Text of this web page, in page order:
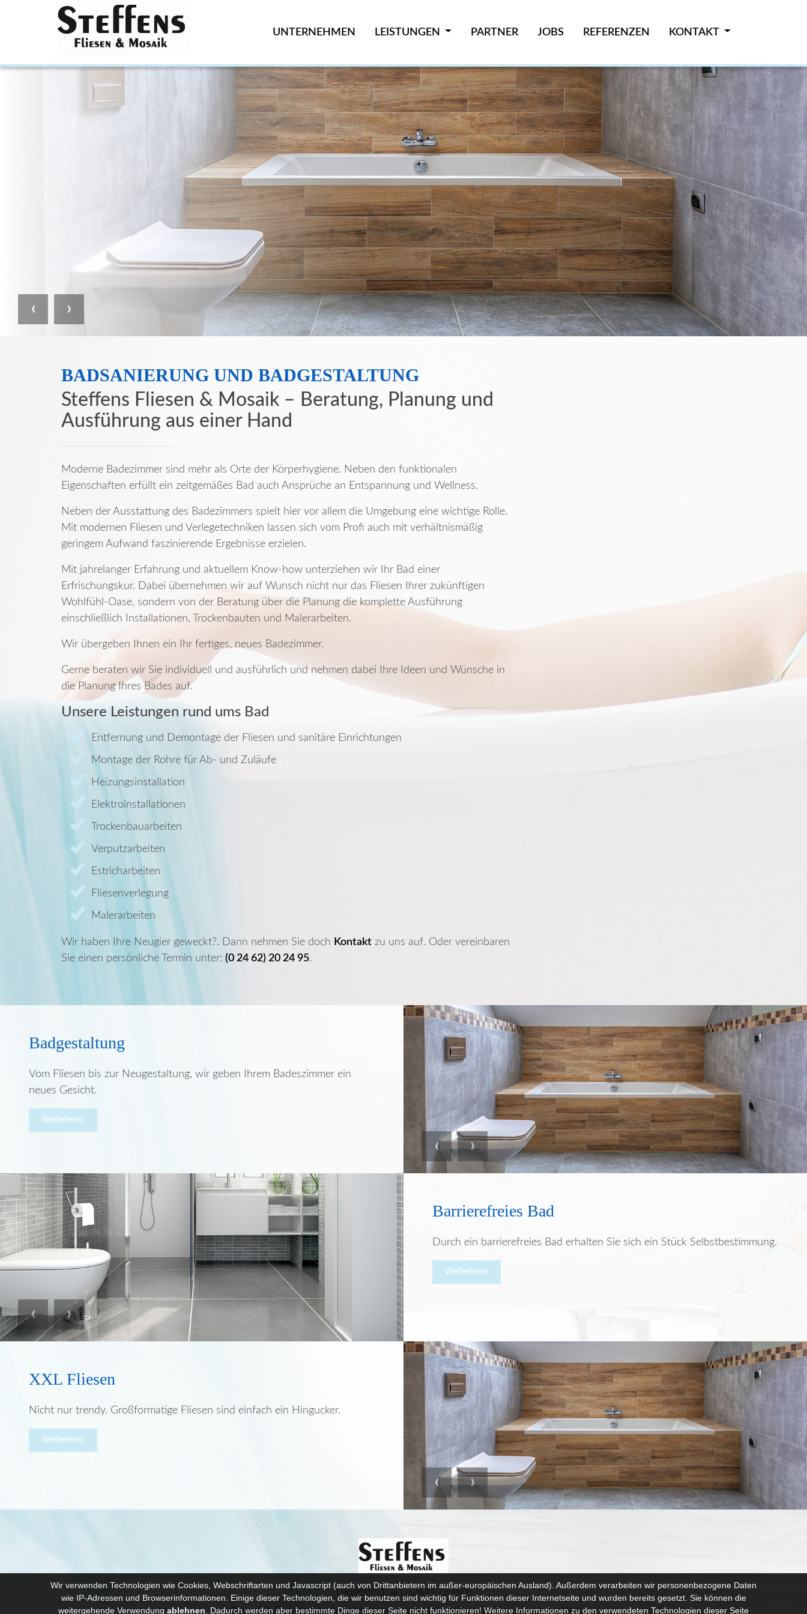
UNTERNEHMEN LEISTUNGEN PARTNER JOBS REFERENZEN KONTAKT
Next
BADSANIERUNG UND BADGESTALTUNG
Steffens Fliesen & Mosaik – Beratung, Planung und
Ausführung aus einer Hand
Moderne Badezimmer sind mehr als Orte der Körperhygiene. Neben den funktionalen
Eigenschaften erfüllt ein zeitgemäßes Bad auch Ansprüche an Entspannung und Wellness.
Neben der Ausstattung des Badezimmers spielt hier vor allem die Umgebung eine wichtige Rolle.
Mit modernen Fliesen und Verlegetechniken lassen sich vom Profi auch mit verhältnismäßig
geringem Aufwand faszinierende Ergebnisse erzielen.
Mit jahrelanger Erfahrung und aktuellem Know-how unterziehen wir Ihr Bad einer
Erfrischungskur. Dabei übernehmen wir auf Wunsch nicht nur das Fliesen Ihrer zukünftigen
Wohlfühl-Oase, sondern von der Beratung über die Planung die komplette Ausführung
einschließlich Installationen, Trockenbauten und Malerarbeiten.
Wir übergeben Ihnen ein Ihr fertiges, neues Badezimmer.
Gerne beraten wir Sie individuell und ausführlich und nehmen dabei Ihre Ideen und Wünsche in
die Planung Ihres Bades auf.
Unsere Leistungen rund ums Bad
Entfernung und Demontage der Fliesen und sanitäre Einrichtungen
Montage der Rohre für Ab- und Zuläufe
Heizungsinstallation
Elektroinstallationen
Trockenbauarbeiten
Verputzarbeiten
Estricharbeiten
Fliesenverlegung
Malerarbeiten
Wir haben Ihre Neugier geweckt?. Dann nehmen Sie doch Kontakt zu uns auf. Oder vereinbaren
Sie einen persönliche Termin unter: (0 24 62) 20 24 95.
Badgestaltung
Vom Fliesen bis zur Neugestaltung, wir geben Ihrem Badeszimmer ein
neues Gesicht.
Weiterlesen
PreviousNext
PreviousNext
Barrierefreies Bad
Durch ein barrierefreies Bad erhalten Sie sich ein Stück Selbstbestimmung.
Weiterlesen
XXL Fliesen
Nicht nur trendy. Großformatige Fliesen sind einfach ein Hingucker.
Weiterlesen
PreviousNext
Langestr. 15a | 52441 Linnich
Wenn Sie Fragen oder Informationen benötigen, dann melden Sie sich unter:
Wir verwenden Technologien wie Cookies, Webschriftarten und Javascript (auch von Drittanbietern im außer-europäischen Ausland). Außerdem verarbeiten wir personenbezogene Daten
wie IP-Adressen und Browserinformationen. Einige dieser Technologien, die wir benutzen sind wichtig für Funktionen dieser Internetseite und wurden bereits gesetzt. Sie können die
weitergehende Verwendung ablehnen Dadurch werden aber bestimmte Dinge dieser Seite nicht funktionieren! Weitere Informationen zu den verwendeten Technologien dieser Seite